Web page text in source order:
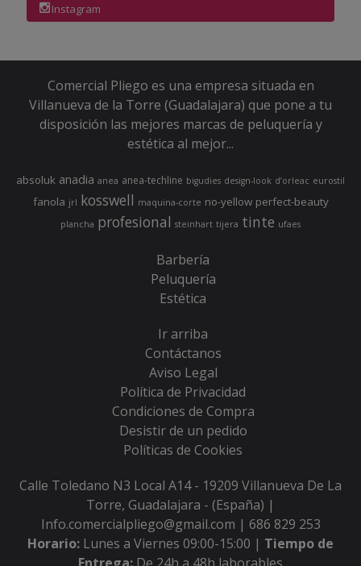
Instagram
Comercial Pliego es una empresa situada en
Villanueva de la Torre (Guadalajara) que pone a tu
disposición las mejores marcas de peluquería y
estética al mejor...
absoluk anadia anea anea-techline bigudies design-look d’orleac eurostil
fanola jrl kosswell maquina-corte no-yellow perfect-beauty
plancha profesional steinhart tijera tinte ufaes
Barbería
Peluquería
Estética
Ir arriba
Contáctanos
Aviso Legal
Política de Privacidad
Condiciones de Compra
Desistir de un pedido
Políticas de Cookies
Calle Toledano N3 Local A14 - 19209 Villanueva De La
Torre, Guadalajara - (España) |
Info.comercialpliego@gmail.com | 686 829 253
Horario: Lunes a Viernes 09:00-15:00 | Tiempo de